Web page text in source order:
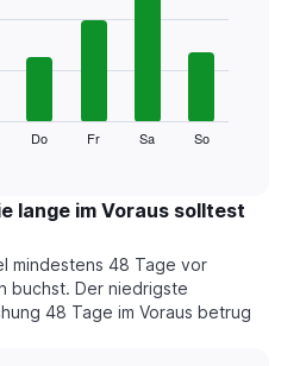
Do Fr Sa So
lange im Voraus solltest
mindestens 48 Tage vor
buchst. Der niedrigste
48 Tage im Voraus betrug